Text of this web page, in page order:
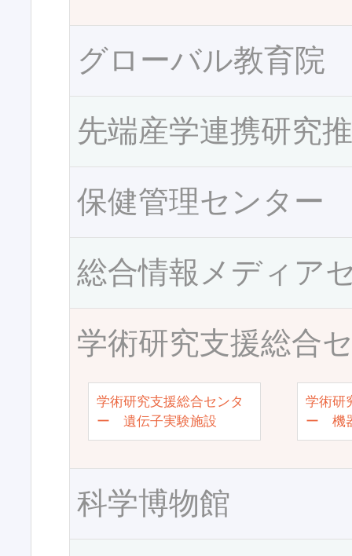
グローバル教育院
先端産学連携研究
保健管理センター
総合情報メディア
学術研究支援総合
学術研究支援総合センタ
ー 遺伝子実験施設
学術研
ー 機
科学博物館